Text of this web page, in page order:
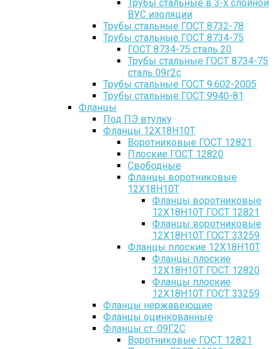
Трубы стальные в 3-х слойной
ВУС изоляции
Трубы стальные ГОСТ 8732-78
Трубы стальные ГОСТ 8734-75
ГОСТ 8734-75 сталь 20
Трубы стальные ГОСТ 8734-75
сталь 09г2с
Трубы стальные ГОСТ 9.602-2005
Трубы стальные ГОСТ 9940-81
Фланцы
Под ПЭ втулку
Фланцы 12Х18Н10Т
Воротниковые ГОСТ 12821
Плоские ГОСТ 12820
Свободные
Фланцы воротниковые
12Х18Н10Т
Фланцы воротниковые
12Х18Н10Т ГОСТ 12821
Фланцы воротниковые
12Х18Н10Т ГОСТ 33259
Фланцы плоские 12Х18Н10Т
Фланцы плоские
12Х18Н10Т ГОСТ 12820
Фланцы плоские
12Х18Н10Т ГОСТ 33259
Фланцы нержавеющие
Фланцы оцинкованные
Фланцы ст. 09Г2С
Воротниковые ГОСТ 12821